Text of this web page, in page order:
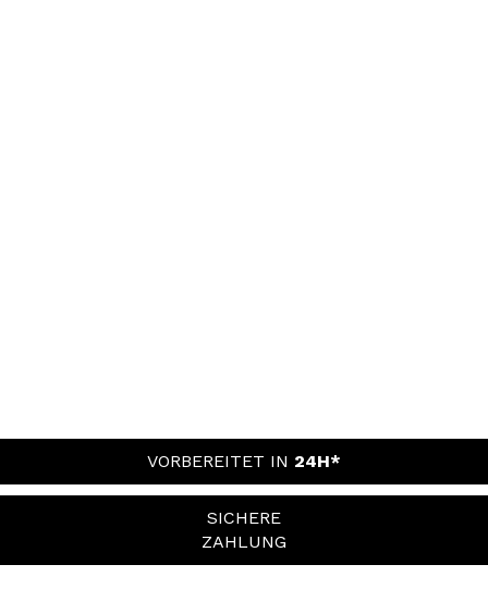
VORBEREITET IN 24H*
SICHERE
ZAHLUNG